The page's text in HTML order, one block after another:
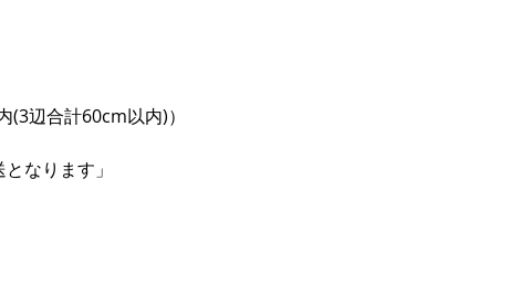
(3辺合計60cm以内)）
なります」